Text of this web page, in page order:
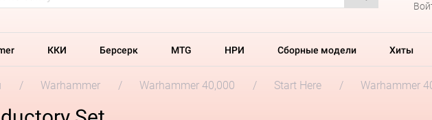
ККИ Берсерк MTG НРИ Сборные модели Хиты
Warhammer Warhammer 40,000 Start Here Warhammer